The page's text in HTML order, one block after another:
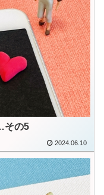
その5
2024.06.10